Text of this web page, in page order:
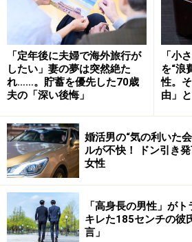
朝早く、上の子ふたりを保育園に
実家に直行、家族の昼食や夕食の
の家事をすべて担った。義母は義
行く程度で、昼間は近所の人とカ
「腹立たしかったですよ。だけど
し、私が不満を言ってもしかたが
とか乗り切りました。夫はその間
ての帝王学も身につけていったよ
になりましたが、そのまま夫に全
「定年後に夫婦で海外旅行が
したい」妻の夢は突然絶た
れ……。貯蓄を優先した70歳
夫の「深い後悔」
「小
を“浪
性。
由」
婚活男の“気の利いた
ルが不快！ ドン引き
女性
「高身長の男性」が
キレた185センチの彼
言」